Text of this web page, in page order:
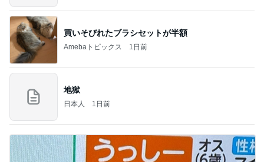
買いそびれたブラシセットが半額
Amebaトピックス 1日前
地獄
日本人 1日前